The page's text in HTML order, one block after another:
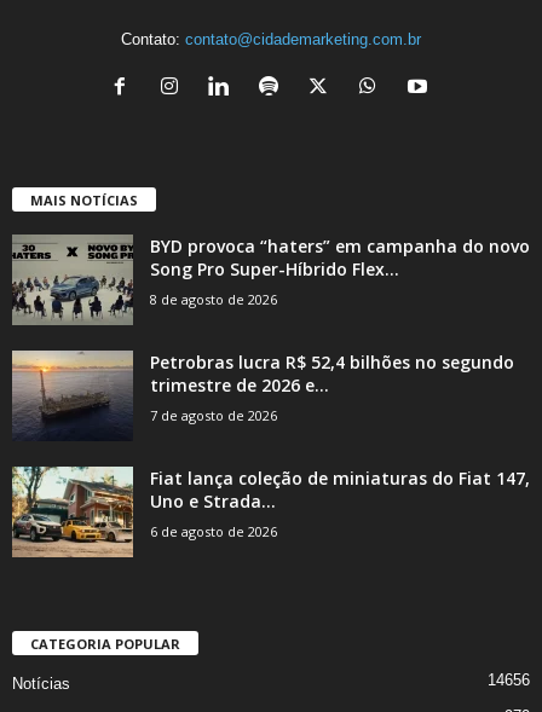
Contato: contato@cidademarketing.com.br
MAIS NOTÍCIAS
BYD provoca “haters” em campanha do novo
Song Pro Super-Híbrido Flex...
8 de agosto de 2026
Petrobras lucra R$ 52,4 bilhões no segundo
trimestre de 2026 e...
7 de agosto de 2026
Fiat lança coleção de miniaturas do Fiat 147,
Uno e Strada...
6 de agosto de 2026
CATEGORIA POPULAR
Notícias 14656